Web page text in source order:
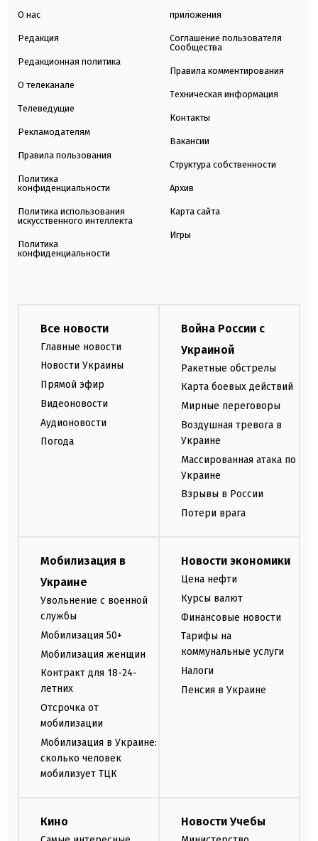
О нас
Редакция
Редакционная политика
О телеканале
Телеведущие
Рекламодателям
Правила пользования
Политика
конфиденциальности
Политика использования
искусственного интеллекта
Политика
конфиденциальности
приложения
Соглашение пользователя
Сообщества
Правила комментирования
Техническая информация
Контакты
Вакансии
Структура собственности
Архив
Карта сайта
Игры
Все новости
Главные новости
Новости Украины
Прямой эфир
Видеоновости
Аудионовости
Погода
Война России с
Украиной
Ракетные обстрелы
Карта боевых действий
Мирные переговоры
Воздушная тревога в
Украине
Массированная атака по
Украине
Взрывы в России
Потери врага
Мобилизация в
Украине
Увольнение с военной
службы
Мобилизация 50+
Мобилизация женщин
Контракт для 18-24-
летних
Отсрочка от
мобилизации
Мобилизация в Украине:
сколько человек
мобилизует ТЦК
Новости экономики
Цена нефти
Курсы валют
Финансовые новости
Тарифы на
коммунальные услуги
Налоги
Пенсия в Украине
Кино Новости Учебы